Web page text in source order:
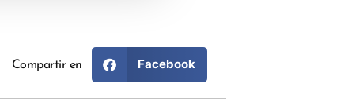
Compartir en Facebook